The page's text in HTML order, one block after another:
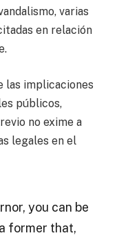
varias
en relación
las implicaciones
públicos,
no exime a
legales en el
you can be
former that,